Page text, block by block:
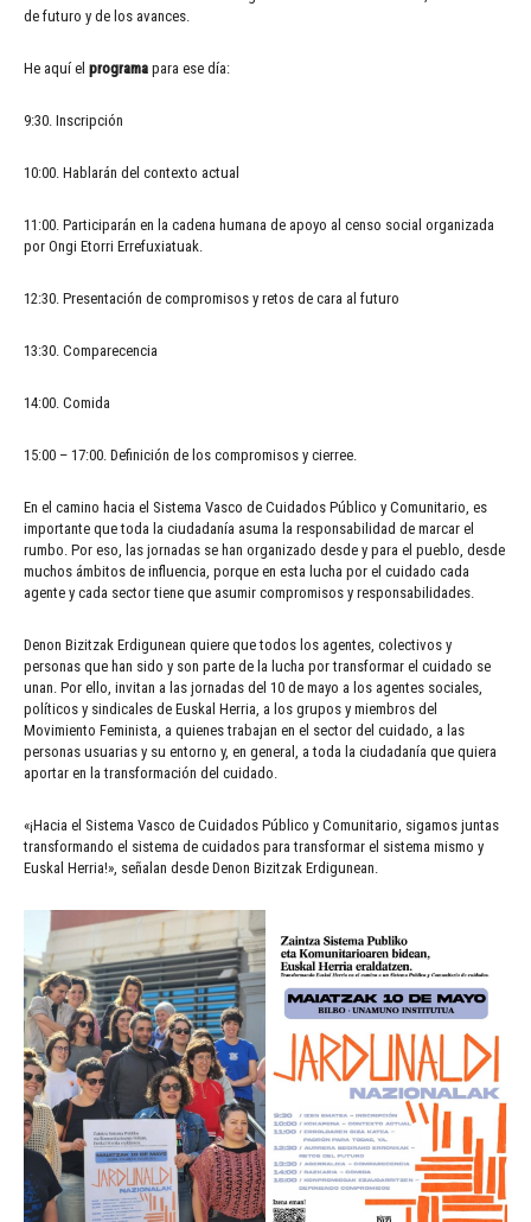
de futuro y de los avances.
He aquí el programa para ese día:
9:30. Inscripción
10:00. Hablarán del contexto actual
11:00. Participarán en la cadena humana de apoyo al censo social organizada
por Ongi Etorri Errefuxiatuak.
12:30. Presentación de compromisos y retos de cara al futuro
13:30. Comparecencia
14:00. Comida
15:00 – 17:00. Definición de los compromisos y cierree.
En el camino hacia el Sistema Vasco de Cuidados Público y Comunitario, es
importante que toda la ciudadanía asuma la responsabilidad de marcar el
rumbo. Por eso, las jornadas se han organizado desde y para el pueblo, desde
muchos ámbitos de influencia, porque en esta lucha por el cuidado cada
agente y cada sector tiene que asumir compromisos y responsabilidades.
Denon Bizitzak Erdigunean quiere que todos los agentes, colectivos y
personas que han sido y son parte de la lucha por transformar el cuidado se
unan. Por ello, invitan a las jornadas del 10 de mayo a los agentes sociales,
políticos y sindicales de Euskal Herria, a los grupos y miembros del
Movimiento Feminista, a quienes trabajan en el sector del cuidado, a las
personas usuarias y su entorno y, en general, a toda la ciudadanía que quiera
aportar en la transformación del cuidado.
«¡Hacia el Sistema Vasco de Cuidados Público y Comunitario, sigamos juntas
transformando el sistema de cuidados para transformar el sistema mismo y
Euskal Herria!», señalan desde Denon Bizitzak Erdigunean.